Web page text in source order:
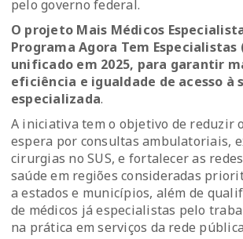
pelo governo federal.
O projeto Mais Médicos
Programa Agora Tem Especialistas
unificado em 2025, para garantir
eficiência e igualdade de acesso à
especializada.
A iniciativa tem o objetivo de reduzir
espera por consultas ambulatoriais,
cirurgias no SUS, e fortalecer as
saúde em regiões consideradas
a estados e municípios, além de
de médicos já especialistas pelo
na prática em serviços da rede